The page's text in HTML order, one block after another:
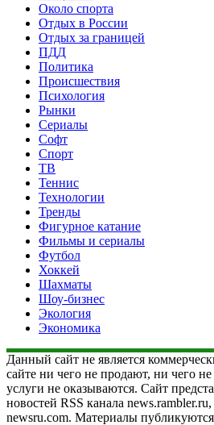
Около спорта
Отдых в России
Отдых за границей
ПДД
Политика
Происшествия
Психология
Рынки
Сериалы
Софт
Спорт
ТВ
Теннис
Технологии
Тренды
Фигурное катание
Фильмы и сериалы
Футбол
Хоккей
Шахматы
Шоу-бизнес
Экология
Экономика
Данный сайт не является
сайте ни чего не продают, ни чего
услуги не оказываются. Сайт
новостей RSS канала
newsru.com. Материалы